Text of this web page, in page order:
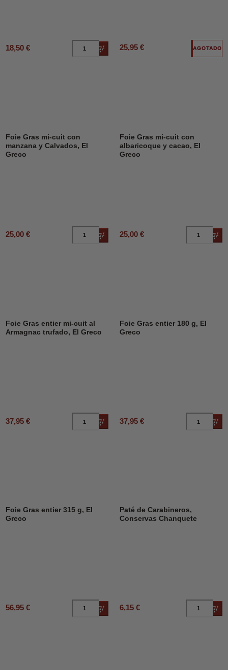
18,50 € Añadir al carrito
25,95 € AGOTADO
Foie Gras mi-cuit con
manzana y Calvados, El
Greco
25,00 € Añadir al carrito
Foie Gras mi-cuit con
albaricoque y cacao, El
Greco
25,00 €
Foie Gras entier mi-cuit al
Armagnac trufado, El Greco
37,95 € Añadir al carrito
Foie Gras entier 180 g, El
Greco
37,95 €
Foie Gras entier 315 g, El
Greco
56,95 € Añadir al carrito
Paté de Carabineros,
Conservas Chanquete
6,15 €